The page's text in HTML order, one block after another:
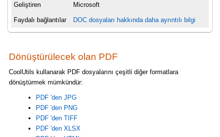
Geliştiren Microsoft
Faydalı bağlantılar DOC dosyaları hakkında daha ayrıntılı bilgi
Dönüştürülecek olan PDF
CoolUtils kullanarak PDF dosyalarını çeşitli diğer formatlara
dönüştürmek mümkündür:
PDF 'den JPG
PDF 'den PNG
PDF 'den TIFF
PDF 'den XLSX